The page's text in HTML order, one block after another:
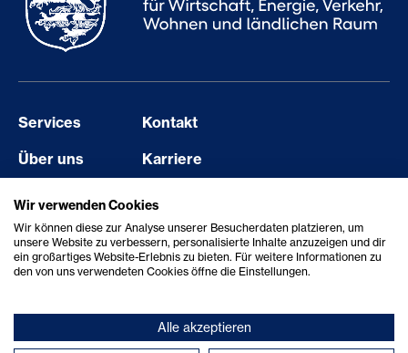
Services
Kontakt
Über uns
Karriere
Events
Barriere melden
Aktuelles
Erklärung zur Barrierefreiheit
Showcase
© 2026 StartHub Hessen/Hessen Trade & Invest GmbH
Wir verwenden Cookies
Wir können diese zur Analyse unserer Besucherdaten platzieren, um
unsere Website zu verbessern, personalisierte Inhalte anzuzeigen und dir
ein großartiges Website-Erlebnis zu bieten. Für weitere Informationen zu
den von uns verwendeten Cookies öffne die Einstellungen.
Alle akzeptieren